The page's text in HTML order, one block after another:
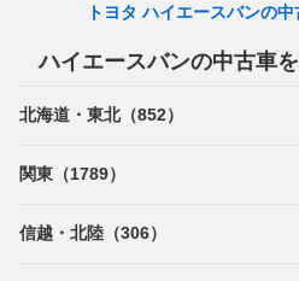
トヨタ ハイエースバンの
ハイエースバンの中古車
北海道・東北（852）
関東（1789）
信越・北陸（306）